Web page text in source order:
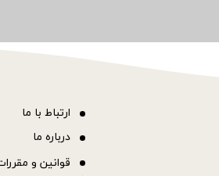
قوانین و
ارتباط با ما
درباره ما